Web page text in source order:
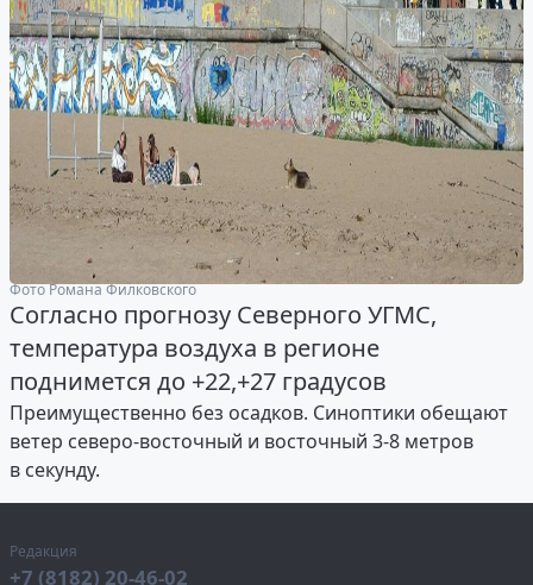
Фото Романа Филковского
Согласно прогнозу Северного УГМС,
температура воздуха в регионе
поднимется до +22,+27 градусов
Преимущественно без осадков. Синоптики обещают
ветер северо-восточный и восточный 3-8 метров
в секунду.
Редакция
+7 (8182) 20-46-02